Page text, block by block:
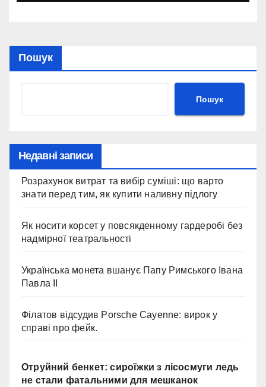
Пошук
Пошук
Недавні записи
Розрахунок витрат та вибір суміші: що варто
знати перед тим, як купити наливну підлогу
Як носити корсет у повсякденному гардеробі без
надмірної театральності
Українська монета вшанує Папу Римського Івана
Павла II
Філатов відсудив Porsche Cayenne: вирок у
справі про фейк.
Отруйний бенкет: сироїжки з лісосмуги ледь
не стали фатальними для мешканок